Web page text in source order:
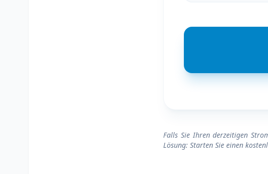
Falls Sie Ihren derzeitigen
Lösung: Starten Sie einen